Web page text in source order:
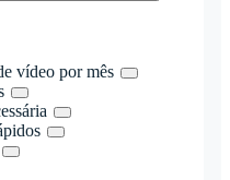
vídeo por mês